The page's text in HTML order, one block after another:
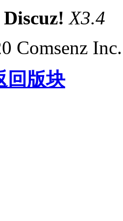
Discuz! X3.4
Comsenz Inc.
回版块